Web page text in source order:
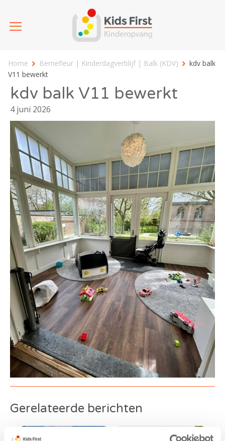
Home Bernefleur | Kinderdagverblijf | Balk (KDV)
kdv balk
V11 bewerkt
kdv balk V11 bewerkt
4 juni 2026
Gerelateerde berichten